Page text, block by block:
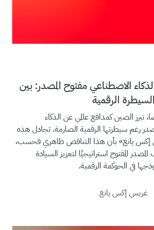
الاصطناعي مفتوح المصدر: بين
الرقمية
تبرز الصين كمدافع عالمي عن الذكاء
رغم سيطرتها الرقمية الصارمة. تجادل هذه
إكس يانغ» بأن هذا التناقض ظاهري فحسب،
المفتوح استراتيجيًا لتعزيز السيادة
في الحوكمة الرقمية.
غريس إكس يانغ